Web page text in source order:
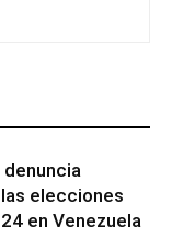
elecciones
en Venezuela